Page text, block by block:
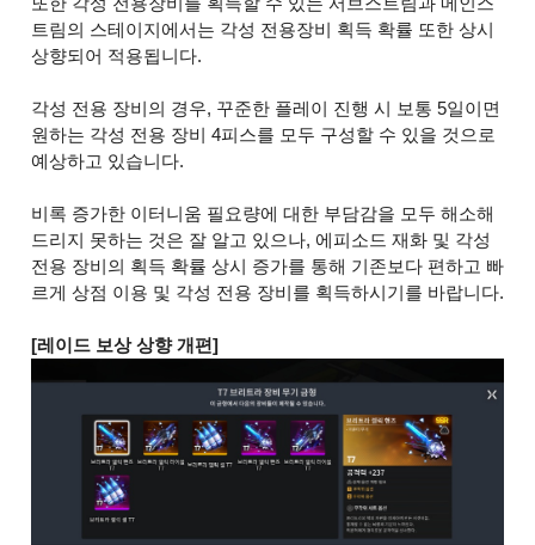
트림의 스테이지에서는 각성 전용장비 획득 확률 또한 상시
상향되어 적용됩니다.
각성 전용 장비의 경우, 꾸준한 플레이 진행 시 보통 5일이면
원하는 각성 전용 장비 4피스를 모두 구성할 수 있을 것으로
예상하고 있습니다.
비록 증가한 이터니움 필요량에 대한 부담감을 모두 해소해
드리지 못하는 것은 잘 알고 있으나, 에피소드 재화 및 각성
전용 장비의 획득 확률 상시 증가를 통해 기존보다 편하고 빠
르게 상점 이용 및 각성 전용 장비를 획득하시기를 바랍니다.
[레이드 보상 상향 개편]